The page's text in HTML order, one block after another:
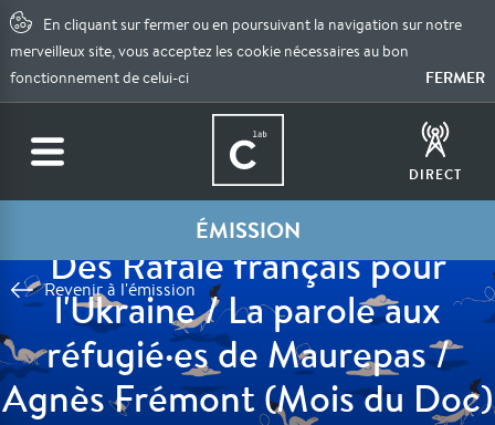
En cliquant sur fermer ou en poursuivant la navigation sur notre
merveilleux site, vous acceptez les cookie nécessaires au bon
fonctionnement de celui-ci
FERMER
DIRECT
ÉMISSION
Revenir à l'émission
Des Rafale français pour
l'Ukraine / La parole aux
réfugié·es de Maurepas /
Agnès Frémont (Mois du Doc)